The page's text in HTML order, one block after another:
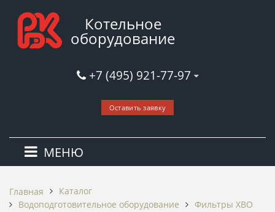
Котельное
оборудование
+7 (495) 921-77-97
Оставить заявку
МЕНЮ
Главная
Каталог
Водоподготовительное оборудование
Фильтры ХВО